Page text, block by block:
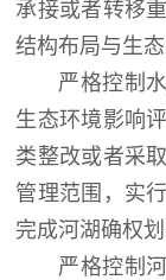
承接或者转移
结构布局与生
严格控制
生态环境影响
类整改或者采
管理范围，实
完成河湖确权
严格控制